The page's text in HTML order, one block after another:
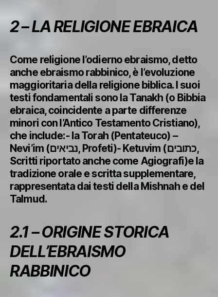
2 – LA RELIGIONE EBRAICA
Come religione l’odierno ebraismo, detto
anche ebraismo rabbinico, è l’evoluzione
maggioritaria della religione biblica. I suoi
testi fondamentali sono la Tanakh (o Bibbia
ebraica, coincidente a parte differenze
minori con l’Antico Testamento Cristiano),
che include:- la Torah (Pentateuco) –
Nevi’im (נביאים, Profeti)- Ketuvim (כתובים,
Scritti riportato anche come Agiografi)e la
tradizione orale e scritta supplementare,
rappresentata dai testi della Mishnah e del
Talmud.
2.1 – ORIGINE STORICA
DELL’EBRAISMO
RABBINICO